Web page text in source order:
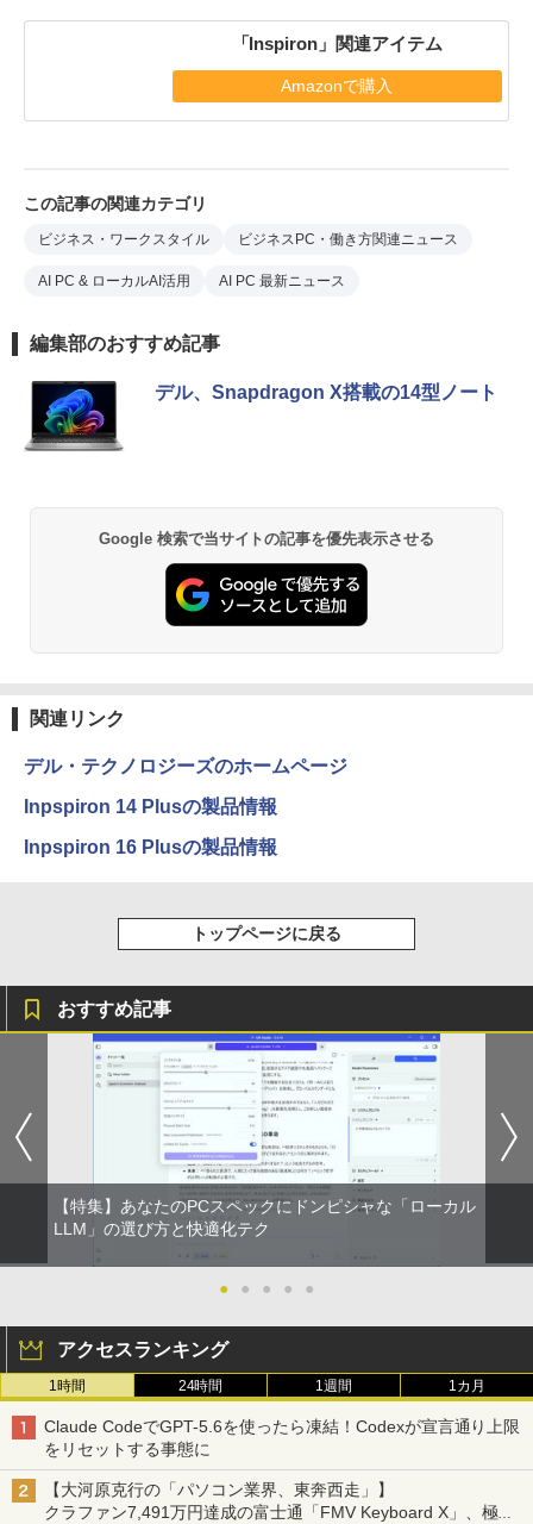
「Inspiron」関連アイテム
Amazonで購入
この記事の関連カテゴリ
ビジネス・ワークスタイル ビジネスPC・働き方関連ニュース
AI PC & ローカルAI活用 AI PC 最新ニュース
編集部のおすすめ記事
デル、Snapdragon X搭載の14型ノート
Google 検索で当サイトの記事を優先表示させる
関連リンク
デル・テクノロジーズのホームページ
Inpspiron 14 Plusの製品情報
Inpspiron 16 Plusの製品情報
トップページに戻る
おすすめ記事
【特集】あなたのPCスペックにドンピシャな「ローカル
LLM」の選び方と快適化テク
● ● ● ● ●
アクセスランキング
1時間 24時間 1週間 1カ月
Claude CodeでGPT-5.6を使ったら凍結！Codexが宣言通り上限
をリセットする事態に
【大河原克行の「パソコン業界、東奔西走」】
クラファン7,491万円達成の富士通「FMV Keyboard X」、極限